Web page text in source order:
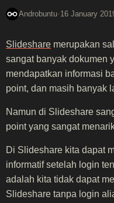
Androbuntu·16 January
Slideshare merupakan
sangat banyak dokumen
mendapatkan informasi
point, dan masih banyak
Namun di Slideshare
point yang sangat
Di Slideshare kita dapat
informatif setelah login
adalah kita tidak dapat
Slideshare tanpa login